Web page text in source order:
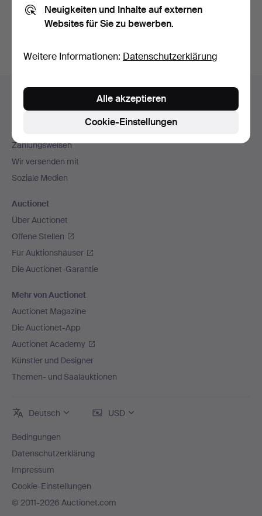
Sie können auch inBeendete Auktionen aus unserem
suchen.
Fußzeilen-
Kontakt mit dem Support aufnehmen
Zahlungsweisen
Wir versenden mit
Soziale Medien
Auctionet
Über Auctionet
Offene Stellen
Für Auktionshäuser
Die Auctionet-Garantie
Mehr von Auctionet
Auctionet Magazine
Die Auctionet-App
Auctionet Academy
Künstler und Designer
Themen- und Saalauktionen
Deutsch USD
Bedingungen
Datenschutzerklärung
Impressum
Cookie-Einstellungen
© 2011-2026 Auctionet.com
Neuigkeiten und Inhalte auf externen
Websites für Sie zu bewerben.
Weitere Informationen: Datenschutzerklärung
Cookie-Einstellungen
Alle akzeptieren